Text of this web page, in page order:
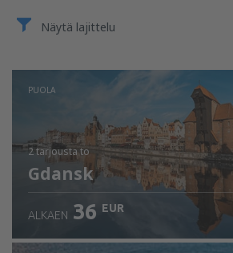
Näytä lajittelu
PUOLA
2 tarjousta to
Gdansk
ALKAEN 36 EUR